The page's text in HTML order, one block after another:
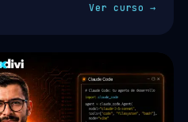
Ver curso →